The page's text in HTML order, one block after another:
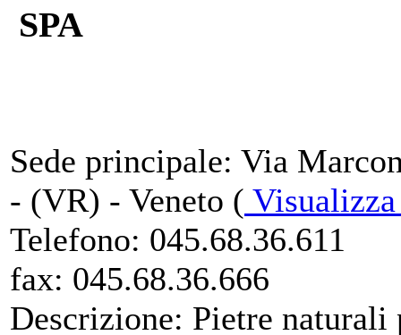
SPA
Sede principale: Via
- (VR) - Veneto (
Telefono: 045.68.36.611
fax: 045.68.36.666
Descrizione: Pietre naturali